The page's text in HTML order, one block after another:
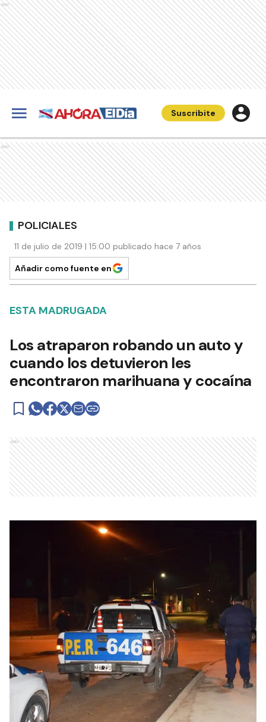
Ads
Suscribite
Ads
POLICIALES
11 de julio de 2019 | 15:00 publicado hace 7 años
Añadir como fuente en
ESTA MADRUGADA
Los atraparon robando un auto y
cuando los detuvieron les
encontraron marihuana y cocaína
Ads